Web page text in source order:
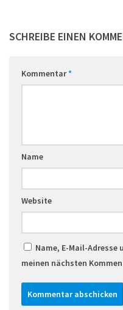
SCHREIBE EINEN
Kommentar*
Name
Website
Name, E-Mail-
meinen nächsten